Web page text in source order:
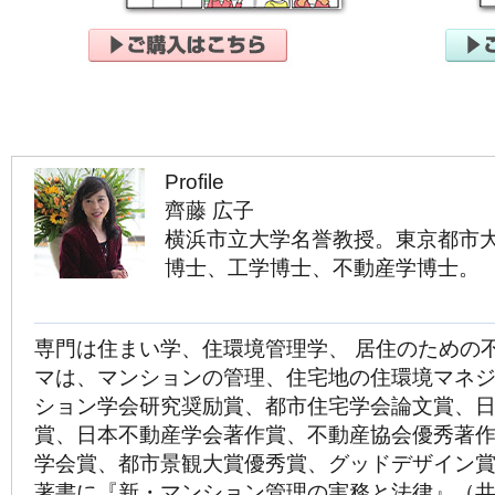
Profile
齊藤 広子
横浜市立大学名誉教授。東京都市
博士、工学博士、不動産学博士。
専門は住まい学、住環境管理学、 居住のための
マは、マンションの管理、住宅地の住環境マネ
ション学会研究奨励賞、都市住宅学会論文賞、
賞、日本不動産学会著作賞、不動産協会優秀著
学会賞、都市景観大賞優秀賞、グッドデザイン